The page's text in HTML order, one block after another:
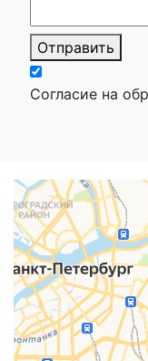
Отправить
Согласие на